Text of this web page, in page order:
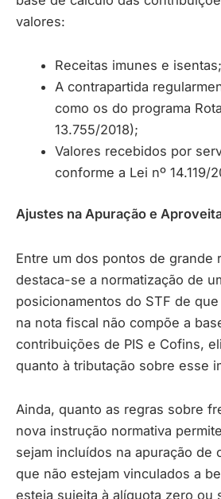
valores:
Receitas imunes e isentas;
A contrapartida
como os do programa
13.755/2018);
Valores recebidos por
conforme a Lei nº 14.119/
Ajustes na Apuração e
Entre um dos pontos de grande
destaca-se a normatização de
posicionamentos do STF de
na nota fiscal não compõe a
contribuições de PIS e Cofins,
quanto à tributação sobre esse
Ainda, quanto as regras sobre
nova instrução normativa
sejam incluídos na apuração de
que não estejam vinculados a
esteja sujeita à alíquota zero ou